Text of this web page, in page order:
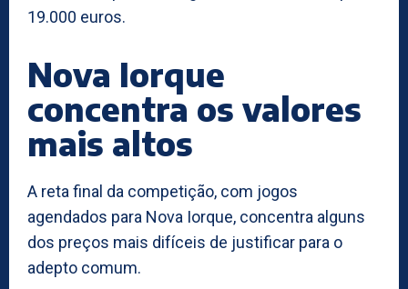
19.000 euros.
Nova Iorque
concentra os valores
mais altos
A reta final da competição, com jogos
agendados para Nova Iorque, concentra alguns
dos preços mais difíceis de justificar para o
adepto comum.